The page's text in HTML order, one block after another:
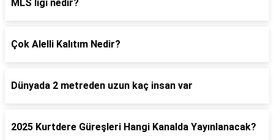
MLS ligi nedir?
Çok Alelli Kalıtım Nedir?
Dünyada 2 metreden uzun kaç insan var
2025 Kurtdere Güreşleri Hangi Kanalda Yayınlanacak?